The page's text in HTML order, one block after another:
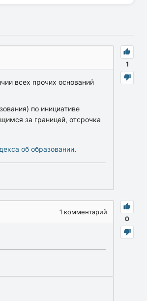
1
всех прочих оснований
по инициативе
за границей, отсрочка
об образовании.
0
1 комментарий